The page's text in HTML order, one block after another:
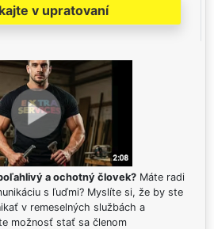
v upratovaní
a ochotný človek? Máte radi
s ľuďmi? Myslíte si, že by ste
v remeselných službách a
možnosť stať sa členom